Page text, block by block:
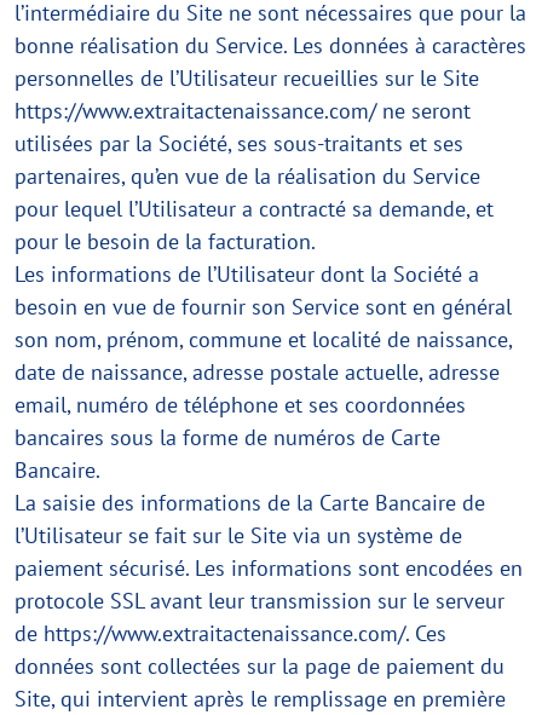
l’intermédiaire du Site ne sont nécessaires que pour la
bonne réalisation du Service. Les données à caractères
personnelles de l’Utilisateur recueillies sur le Site
https://www.extraitactenaissance.com/ ne seront
utilisées par la Société, ses sous-traitants et ses
partenaires, qu’en vue de la réalisation du Service
pour lequel l’Utilisateur a contracté sa demande, et
pour le besoin de la facturation.
Les informations de l’Utilisateur dont la Société a
besoin en vue de fournir son Service sont en général
son nom, prénom, commune et localité de naissance,
date de naissance, adresse postale actuelle, adresse
email, numéro de téléphone et ses coordonnées
bancaires sous la forme de numéros de Carte
Bancaire.
La saisie des informations de la Carte Bancaire de
l’Utilisateur se fait sur le Site via un système de
paiement sécurisé. Les informations sont encodées en
protocole SSL avant leur transmission sur le serveur
de https://www.extraitactenaissance.com/. Ces
données sont collectées sur la page de paiement du
Site, qui intervient après le remplissage en première